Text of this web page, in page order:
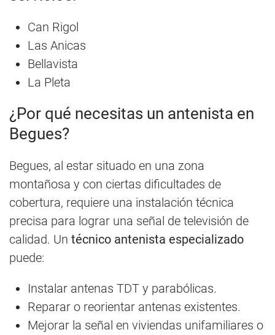
Can Rigol
Las Anicas
Bellavista
La Pleta
¿Por qué necesitas un antenista en
Begues?
Begues, al estar situado en una zona
montañosa y con ciertas dificultades de
cobertura, requiere una instalación técnica
precisa para lograr una señal de televisión de
calidad. Un técnico antenista especializado
puede:
Instalar antenas TDT y parabólicas.
Reparar o reorientar antenas existentes.
Mejorar la señal en viviendas unifamiliares o